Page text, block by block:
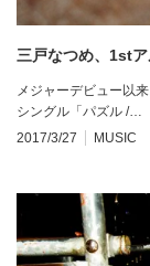
三戸なつめ、1st
メジャーデビュー以
シングル「パズル /…
2017/3/27
MUSIC